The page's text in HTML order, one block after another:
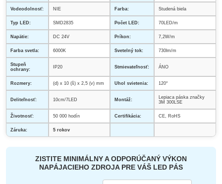
Vodeodolnosť: NIE Farba: Studená biela
Typ LED: SMD2835 Počet LED: 70LED/m
Napätie: DC 24V Príkon: 7,2W/m
Farba svetla: 6000K Svetelný tok: 730lm/m
Stupeň
ochrany:
IP20 Stmievateľnosť: ÁNO
Rozmery: (d) x 10 (š) x 2,5 (v) mm Uhol svietenia: 120°
Deliteľnosť: 10cm/7LED Montáž:
Lepiaca páska značky
3M 300LSE
Životnosť: 50 000 hodín Certifikácia: CE, RoHS
Záruka: 5 rokov
ZISTITE MINIMÁLNY A ODPORÚČANÝ VÝKON
NAPÁJACIEHO ZDROJA PRE VÁŠ LED PÁS